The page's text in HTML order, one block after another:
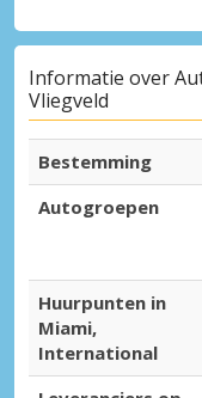
Informatie over
Vliegveld
Bestemming
Autogroepen
Huurpunten in
Miami,
International